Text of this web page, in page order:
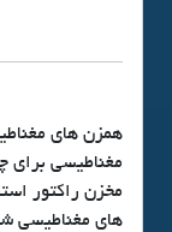
همزن های
مغناطیسی برای
مخزن راکتور
های مغناطیسی